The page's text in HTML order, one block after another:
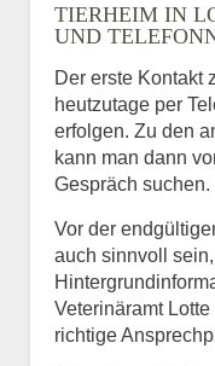
TIERHEIM IN
UND
Der erste Kontakt
heutzutage per
erfolgen. Zu den
kann man dann
Gespräch suchen.
Vor der
auch sinnvoll
Veterinäramt
richtige